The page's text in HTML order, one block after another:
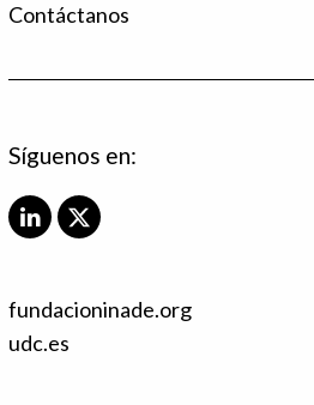
Contáctanos
Síguenos en:
L
e
d
X
t
fundacioninade.org
udc.es